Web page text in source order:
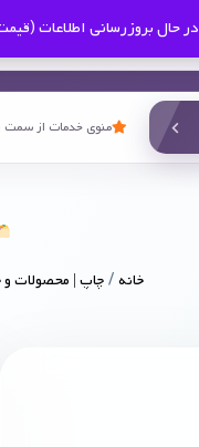
در حال بروزرسانی اطلاعات
منوی خدمات از سمت
خانه/چاپ | محصولات